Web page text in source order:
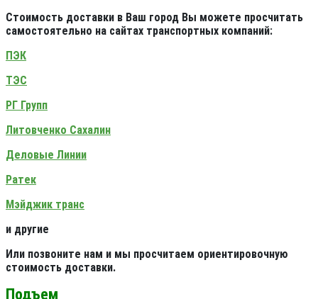
Стоимость доставки в Ваш город Вы можете просчитать
самостоятельно на сайтах транспортных компаний:
ПЭК
ТЭС
РГ Групп
Литовченко Сахалин
Деловые Линии
Ратек
Мэйджик транс
и другие
Или позвоните нам и мы просчитаем ориентировочную
стоимость доставки.
Подъем